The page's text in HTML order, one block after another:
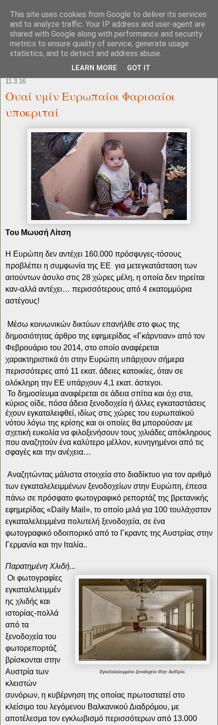
11.3.16
Ουαί υμίν Ευρωπαίοι Φαρισαίοι
υποκριταί
Του Μωυσή Λίτση
H Ευρώπη δεν αντέχει 160.000 πρόσφυγες-τόσους
προβλέπει η συμφωνία της ΕΕ για μετεγκατάσταση των
αιτούντων άσυλο στις 28 χώρες μέλη, η οποία δεν τηρείται
καν-αλλά αντέχει… περισσότερους από 4 εκατομμύρια
αστέγους!
Μέσω κοινωνικών δικτύων επανήλθε στο φως της
δημοσιότητας άρθρο της εφημερίδας «Γκάρντιαν» από τον
Φεβρουάριο του 2014, στο οποίο αναφέρεται
χαρακτηριστικά ότι στην Ευρώπη υπάρχουν σήμερα
περισσότερες από 11 εκατ. άδειες κατοικίες, όταν σε
ολόκληρη την ΕΕ υπάρχουν 4,1 εκατ. άστεγοι.
Το δημοσίευμα αναφέρεται σε άδεια σπίτια και όχι στα,
κύριος οίδε, πόσα άδεια ξενοδοχεία ή άλλες εγκαταστάσεις
έχουν εγκαταλειφθεί, ιδίως στις χώρες του ευρωπαϊκού
νότου λόγω της κρίσης και οι οποίες θα μπορούσαν με
σχετική ευκολία να φιλοξενήσουν τους χιλιάδες απόκληρους
που αναζητούν ένα καλύτερο μέλλον, κυνηγημένοι από τις
σφαγές και την ανέχεια…
Αναζητώντας μάλιστα στοιχεία στο διαδίκτυο για τον αριθμό
των εγκαταλελειμμένων ξενοδοχείων στην Ευρώπη, έπεσα
πάνω σε πρόσφατο φωτογραφικό ρεπορτάζ της βρετανικής
εφημερίδας «Daily Mail », το οποίο μιλά για 100 τουλάχιστον
εγκαταλελειμμένα πολυτελή ξενοδοχεία, σε ένα
φωτογραφικό οδοιπορικό από το Γκραντς της Αυστρίας στην
Γερμανία και την Ιταλία..
Παρατημένη Χλιδή...
Εγκαταλελειμμένο ξενοδοχείο στην Αυστρία.
Οι φωτογραφίες
εγκαταλελειμμέν
ης χλιδής και
ιστορίας-πολλά
από τα
ξενοδοχεία του
φωτορεπορτάζ
βρίσκονται στην
Αυστρία των
κλειστών
συνόρων, η κυβέρνηση της οποίας πρωτοστατεί στο
κλείσιμο του λεγόμενου Βαλκανικού Διαδρόμου, με
αποτέλεσμα τον εγκλωβισμό περισσότερων από 13.000
This site uses cookies from Google to deliver its services
and to analyze traffic. Your IP address and user-agent are
shared with Google along with performance and security
metrics to ensure quality of service, generate usage
statistics, and to detect and address abuse.
LEARN MORE GOT IT